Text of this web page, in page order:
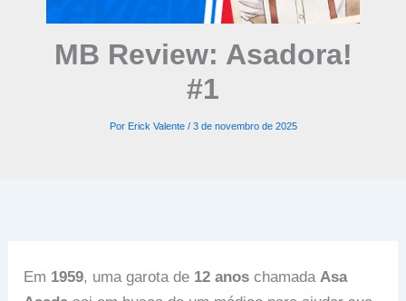
MB Review: Asadora!
#1
Por Erick Valente / 3 de novembro de 2025
Em 1959, uma garota de 12 anos chamada Asa